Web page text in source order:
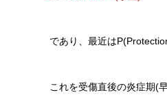
であり、最近は
これを受傷直後の炎症期(